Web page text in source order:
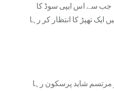
جب سے اس ایپی سوڈ کا
ایک تھپڑ کا انتظار کر رہا
مرتسم شاید پرسکون رہا